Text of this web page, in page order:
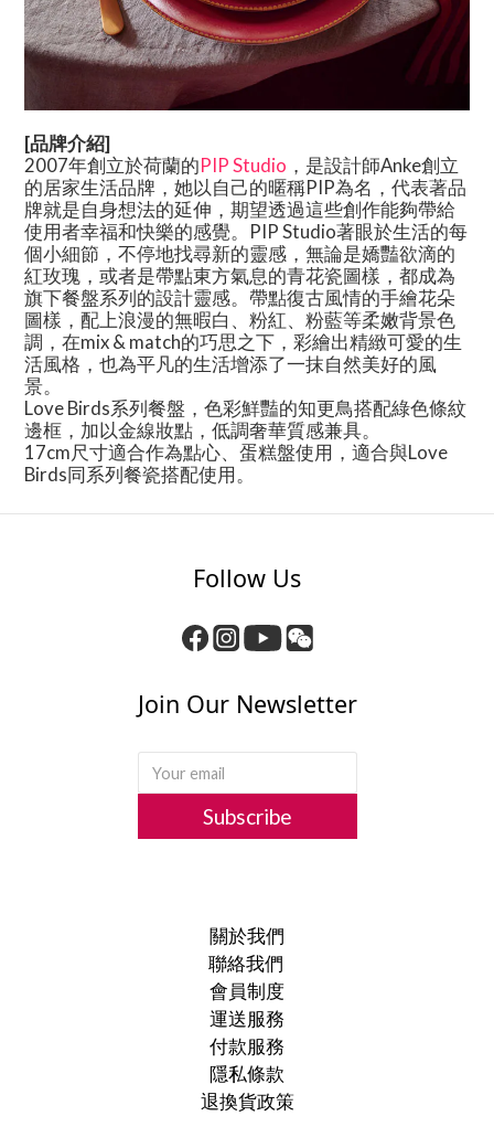
[品牌介紹]
2007年創立於荷蘭的PIP Studio ，是設計師Anke創立
的居家生活品牌，她以自己的暱稱PIP為名，代表著品
牌就是自身想法的延伸，期望透過這些創作能夠帶給
使用者幸福和快樂的感覺。 PIP Studio著眼於生活的每
個小細節，不停地找尋新的靈感，無論是嬌豔欲滴的
紅玫瑰，或者是帶點東方氣息的青花瓷圖樣，都成為
旗下餐盤系列的設計靈感。帶點復古風情的手繪花朵
圖樣，配上浪漫的無暇白、粉紅、粉藍等柔嫩背景色
調，在mix & match的巧思之下，彩繪出精緻可愛的生
活風格，也為平凡的生活增添了一抹自然美好的風
景。
Love Birds系列餐盤，色彩鮮豔的知更鳥搭配綠色條紋
邊框，加以金線妝點，低調奢華質感兼具。
17cm尺寸適合作為點心、蛋糕盤使用，適合與Love
Birds同系列餐瓷搭配使用。
Follow Us
Join Our Newsletter
Subscribe
關於我們
聯絡我們
會員制度
運送服務
付款服務
隱私條款
退換貨政策